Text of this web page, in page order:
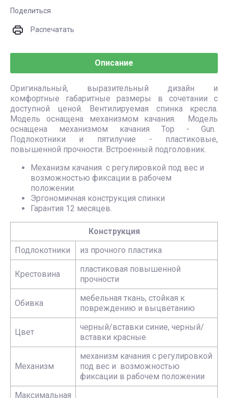
Поделиться
Распечатать
Описание
Оригинальный, выразительный дизайн и
комфортные габаритные размеры в сочетании с
доступной ценой. Вентилируемая спинка кресла.
Модель оснащена механизмом качания. Модель
оснащена механизмом качания Top - Gun.
Подлокотники и пятилучие - пластиковые,
повышенной прочности. Встроенный подголовник.
Механизм качания с регулировкой под вес и
возможностью фиксации в рабочем
положении.
Эргономичная конструкция спинки
Гарантия 12 месяцев.
Конструкция
Подлокотники
из прочного пластика
Крестовина
пластиковая повышенной
прочности
Обивка
мебельная ткань, стойкая к
повреждению и выцветанию
Цвет
черный/вставки синие, черный/
вставки красные
Механизм
механизм качания с регулировкой
под вес и возможностью
фиксации в рабочем положении
Максимальная